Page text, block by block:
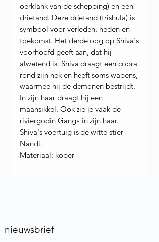
oerklank van de schepping) en een
drietand. Deze drietand (trishula) is
symbool voor verleden, heden en
toekomst. Het derde oog op Shiva's
voorhoofd geeft aan, dat hij
alwetend is. Shiva draagt een cobra
rond zijn nek en heeft soms wapens,
waarmee hij de demonen bestrijdt.
In zijn haar draagt hij een
maansikkel. Ook zie je vaak de
riviergodin Ganga in zijn haar.
Shiva's voertuig is de witte stier
Nandi.
Materiaal: koper
nieuwsbrief